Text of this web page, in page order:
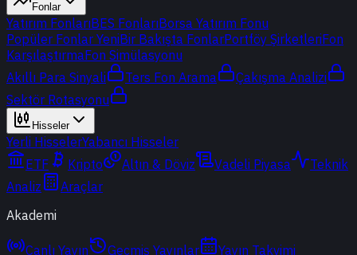
Fonlar
Yatırım FonlarıBES FonlarıBorsa Yatırım Fonu
Popüler Fonlar YeniBir Bakışta FonlarPortföy ŞirketleriFon
KarşılaştırmaFon Simülasyonu
Akıllı Para Sinyali
Ters Fon Arama
Çakışma Analizi
Sektör Rotasyonu
Hisseler
Yerli HisselerYabancı Hisseler
ETF
Kripto Altın & Döviz Vadeli Piyasa
Teknik
Analiz
Araçlar
Akademi
Canlı Yayın Geçmiş Yayınlar
Yayın Takvimi